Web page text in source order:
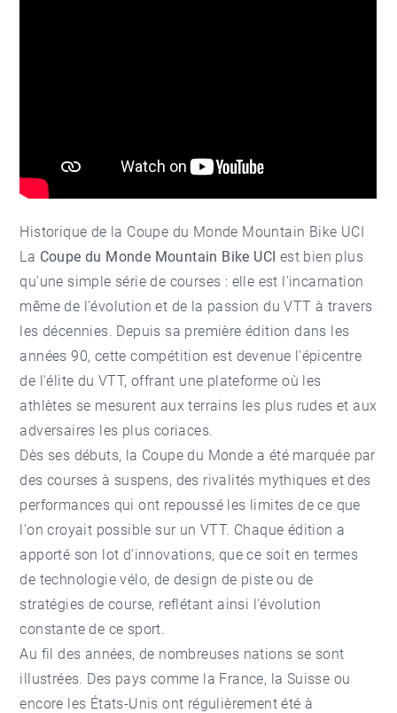
Historique de la Coupe du Monde Mountain Bike UCI
La Coupe du Monde Mountain Bike UCI est bien plus
qu'une simple série de courses : elle est l'incarnation
même de l'évolution et de la passion du VTT à travers
les décennies. Depuis sa première édition dans les
années 90, cette compétition est devenue l'épicentre
de l'élite du VTT, offrant une plateforme où les
athlètes se mesurent aux terrains les plus rudes et aux
adversaires les plus coriaces.
Dès ses débuts, la Coupe du Monde a été marquée par
des courses à suspens, des rivalités mythiques et des
performances qui ont repoussé les limites de ce que
l'on croyait possible sur un VTT. Chaque édition a
apporté son lot d'innovations, que ce soit en termes
de technologie vélo, de design de piste ou de
stratégies de course, reflétant ainsi l'évolution
constante de ce sport.
Au fil des années, de nombreuses nations se sont
illustrées. Des pays comme la France, la Suisse ou
encore les États-Unis ont régulièrement été à